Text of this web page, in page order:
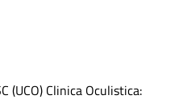
(UCO) Clinica Oculistica: